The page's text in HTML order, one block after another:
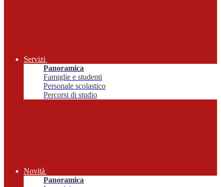
Servizi
Panoramica
Famiglie e studenti
Personale scolastico
Percorsi di studio
Novità
Panoramica